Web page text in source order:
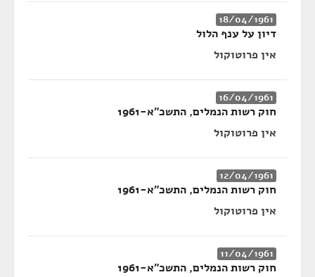
18/04/1961
דיון על ענף הלול
אין פרוטוקול
16/04/1961
חוק רשות הנמלים, התשכ"א-1961
אין פרוטוקול
12/04/1961
חוק רשות הנמלים, התשכ"א-1961
אין פרוטוקול
11/04/1961
חוק רשות הנמלים, התשכ"א-1961